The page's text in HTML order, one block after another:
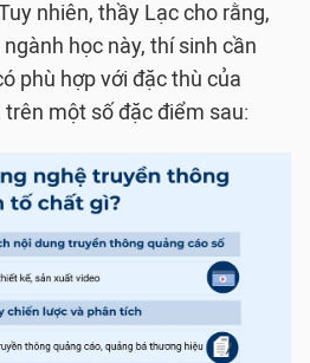
nhiên, thầy Lạc cho rằng,
học này, thí sinh cần
phù hợp với đặc thù của
một số đặc điểm sau: